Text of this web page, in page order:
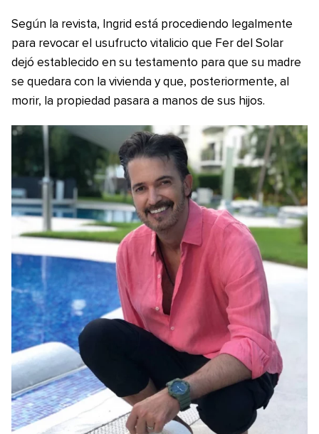
Según la revista, Ingrid está procediendo legalmente
para revocar el usufructo vitalicio que Fer del Solar
dejó establecido en su testamento para que su madre
se quedara con la vivienda y que, posteriormente, al
morir, la propiedad pasara a manos de sus hijos.